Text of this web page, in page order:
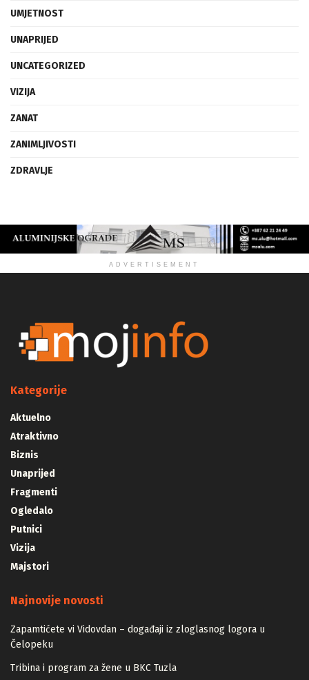
UMJETNOST
UNAPRIJED
UNCATEGORIZED
VIZIJA
ZANAT
ZANIMLJIVOSTI
ZDRAVLJE
ADVERTISEMENT
Kategorije
Aktuelno
Atraktivno
Biznis
Unaprijed
Fragmenti
Ogledalo
Putnici
Vizija
Majstori
Najnovije novosti
Zapamtićete vi Vidovdan – događaji iz zloglasnog logora u
Čelopeku
Tribina i program za žene u BKC Tuzla